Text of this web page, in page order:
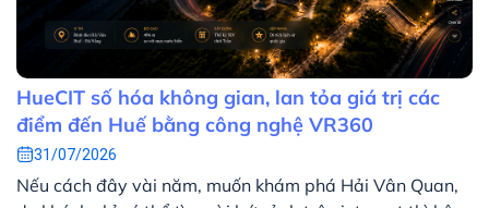
HueCIT số hóa không gian, lan tỏa giá trị các
điểm đến Huế bằng công nghệ VR360
31/07/2026
Nếu cách đây vài năm, muốn khám phá Hải Vân Quan,